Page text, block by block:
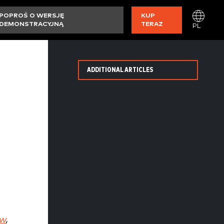
POPROŚ O WERSJĘ
DEMONSTRACYJNĄ
KUP
TERAZ
PL
,
ADDITIONAL ARTICLES